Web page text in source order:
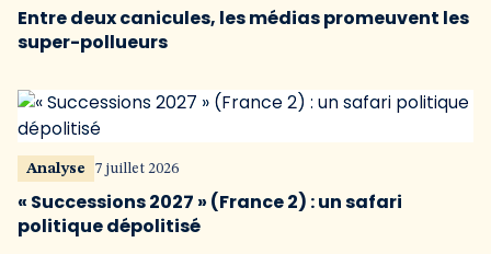
Entre deux canicules, les médias promeuvent les
super-pollueurs
Analyse 7 juillet 2026
« Successions 2027 » (France 2) : un safari
politique dépolitisé